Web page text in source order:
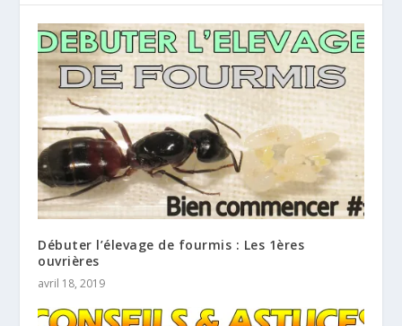
Débuter l’élevage de fourmis : Les 1ères
ouvrières
avril 18, 2019